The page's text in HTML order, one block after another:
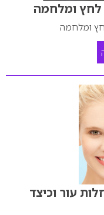
לחץ ומלחמה
ומלחמה
עור וכיצד